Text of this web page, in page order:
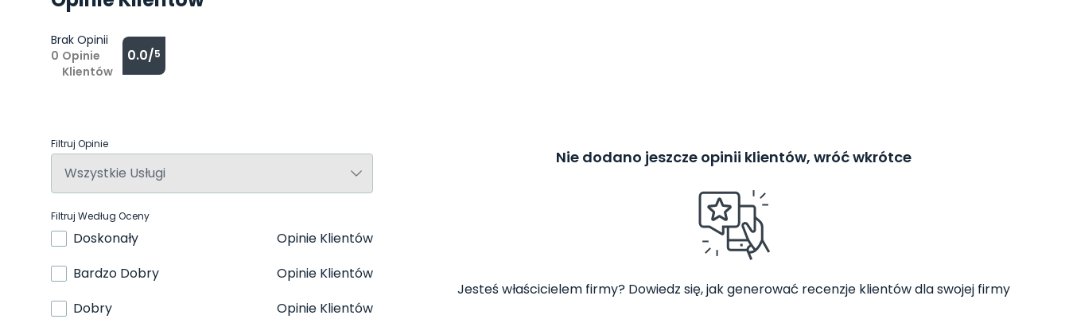
Brak Opinii
0 Opinie
Klientów
0.0/5
Filtruj Opinie
Filtruj Według Oceny
Doskonały
Opinie Klientów
Bardzo Dobry
Opinie Klientów
Dobry
Opinie Klientów
Nie dodano jeszcze opinii klientów, wróć wkrótce
Jesteś właścicielem firmy? Dowiedz się, jak generować recenzje klientów dla swojej firmy